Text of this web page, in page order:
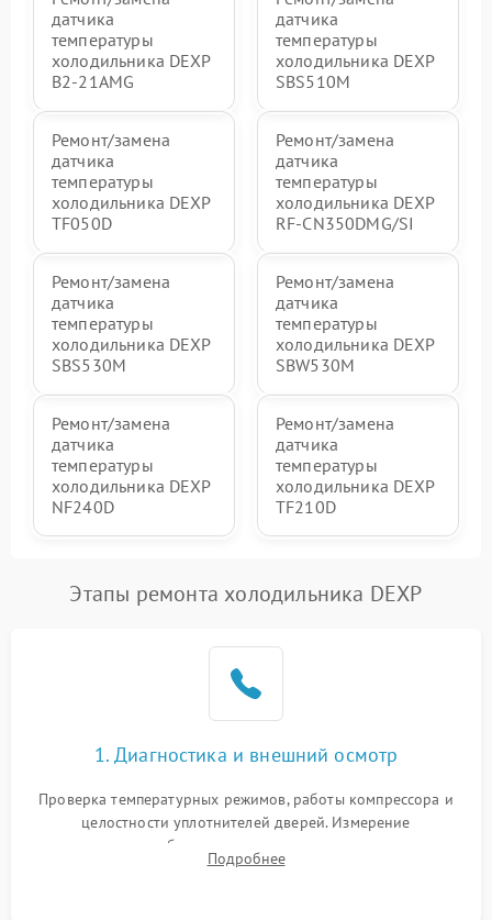
датчика
температуры
холодильника DEXP
B2-21AMG
датчика
температуры
холодильника DEXP
SBS510M
Ремонт/замена
датчика
температуры
холодильника DEXP
TF050D
Ремонт/замена
датчика
температуры
холодильника DEXP
RF-CN350DMG/SI
Ремонт/замена
датчика
температуры
холодильника DEXP
SBS530M
Ремонт/замена
датчика
температуры
холодильника DEXP
SBW530M
Ремонт/замена
датчика
температуры
холодильника DEXP
NF240D
Ремонт/замена
датчика
температуры
холодильника DEXP
TF210D
Этапы ремонта холодильника DEXP
1. Диагностика и внешний осмотр
Проверка температурных режимов, работы компрессора и
целостности уплотнителей дверей. Измерение
сопротивления обмоток мотора, проверка термостата и
считывание кодов ошибок с электронного дисплея.
Подробнее